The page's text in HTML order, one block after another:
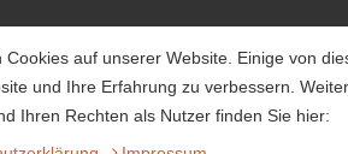
Cookies auf unserer Website. Einige von
und Ihre Erfahrung zu verbessern.
Ihren Rechten als Nutzer finden Sie hier: